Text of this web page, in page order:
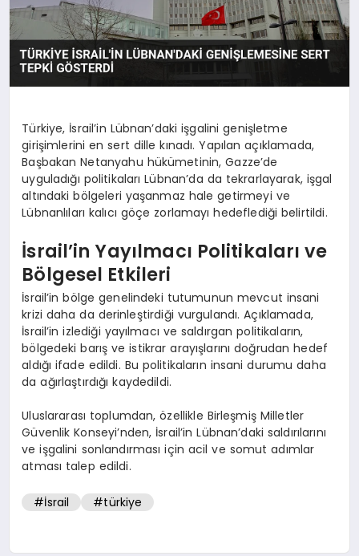
GÜNDEM
Türkiye, İsrail’in Lübnan’daki işgalini genişletme
girişimlerini en sert dille kınadı. Yapılan açıklamada,
Başbakan Netanyahu hükümetinin, Gazze’de
uyguladığı politikaları Lübnan’da da tekrarlayarak, işgal
altındaki bölgeleri yaşanmaz hale getirmeyi ve
Lübnanlıları kalıcı göçe zorlamayı hedeflediği belirtildi.
İsrail’in Yayılmacı Politikaları ve
Bölgesel Etkileri
İsrail’in bölge genelindeki tutumunun mevcut insani
krizi daha da derinleştirdiği vurgulandı. Açıklamada,
İsrail’in izlediği yayılmacı ve saldırgan politikaların,
bölgedeki barış ve istikrar arayışlarını doğrudan hedef
aldığı ifade edildi. Bu politikaların insani durumu daha
da ağırlaştırdığı kaydedildi.
Uluslararası toplumdan, özellikle Birleşmiş Milletler
Güvenlik Konseyi’nden, İsrail’in Lübnan’daki saldırılarını
ve işgalini sonlandırması için acil ve somut adımlar
atması talep edildi.
#İsrail #türkiye